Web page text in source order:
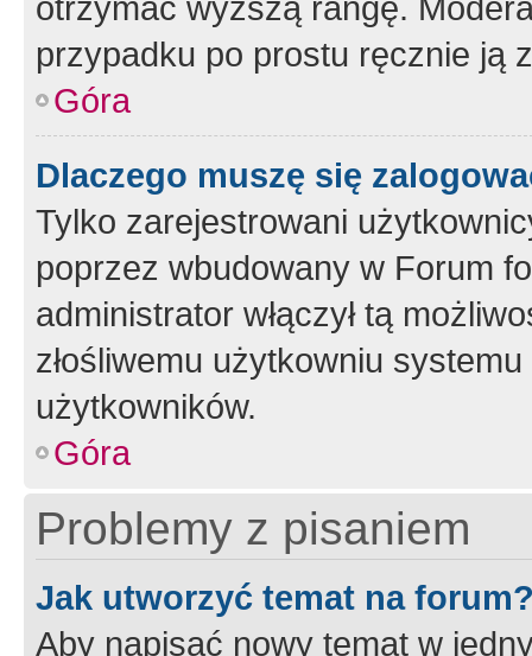
przypadku po prostu ręcznie ją
Góra
Dlaczego muszę się
Tylko zarejestrowani
poprzez wbudowany w Forum
administrator włączył tą
złośliwemu użytkowniu
użytkowników.
Góra
Problemy z pisaniem
Jak utworzyć temat na
Aby napisać nowy temat w